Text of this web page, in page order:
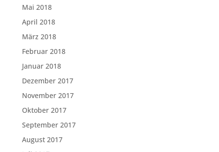
Mai 2018
April 2018
März 2018
Februar 2018
Januar 2018
Dezember 2017
November 2017
Oktober 2017
September 2017
August 2017